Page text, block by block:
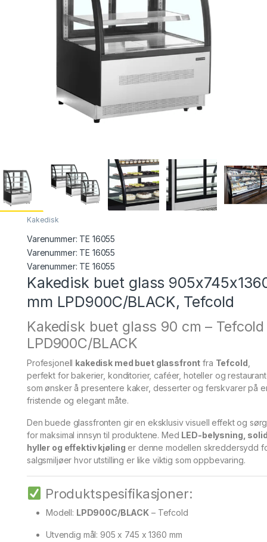
Kakedisk
Varenummer: TE 16055
Varenummer: TE 16055
Varenummer: TE 16055
Kakedisk buet glass
mm LPD900C/BLACK, Tefcold
Kakedisk buet glass 90 cm – Tefcold
LPD900C/BLACK
Profesjonell kakedisk med buet glassfront fra Tefcold
perfekt for bakerier, konditorier, caféer, hoteller og
som ønsker å presentere kaker, desserter og ferskvarer på
fristende og elegant måte.
Den buede glassfronten gir en eksklusiv visuell effekt og
for maksimal innsyn til produktene. Med LED-belysning,
hyller og effektiv kjøling er denne modellen skreddersydd
salgsmiljøer hvor utstilling er like viktig som oppbevaring.
Produktspesifikasjoner:
Modell: LPD900C/BLACK – Tefcold
Utvendig mål: 905 x 745 x 1360 mm